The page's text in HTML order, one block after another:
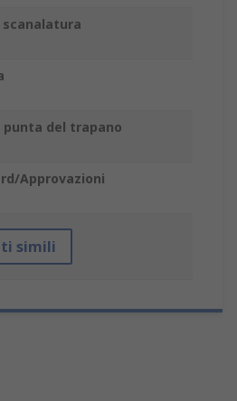
scanalatura
punta del trapano
Approvazioni
simili